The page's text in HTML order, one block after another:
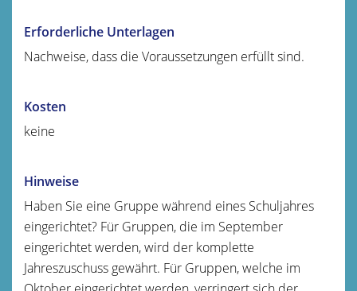
Erforderliche Unterlagen
Nachweise, dass die Voraussetzungen erfüllt sind.
Kosten
keine
Hinweise
Haben Sie eine Gruppe während eines Schuljahres
eingerichtet? Für Gruppen, die im September
eingerichtet werden, wird der komplette
Jahreszuschuss gewährt. Für Gruppen, welche im